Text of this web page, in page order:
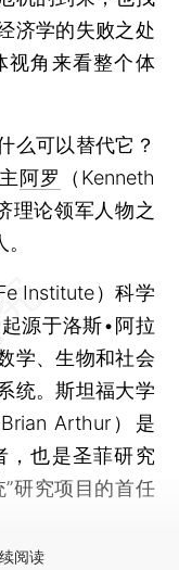
济学的失败之处
视角来看整个体
可以替代它？
阿罗
（Kenneth
理论领军人物之
Institute）科学
源于洛斯•阿拉
学、生物和社会
统。斯坦福大学
Arthur）是
，也是圣菲研究
研究项目的首任
阅读